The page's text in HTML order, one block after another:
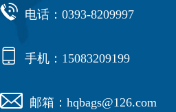
 电话：0393-8209997
 手机：15083209199
 邮箱：hqbags@126.com